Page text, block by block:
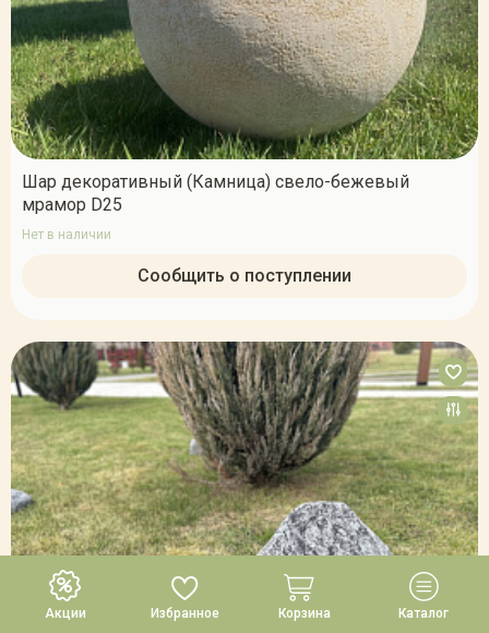
Акции Избранное Корзина Каталог
Шар декоративный (Камница) свело-бежевый
мрамор D25
Нет в наличии
Сообщить о поступлении